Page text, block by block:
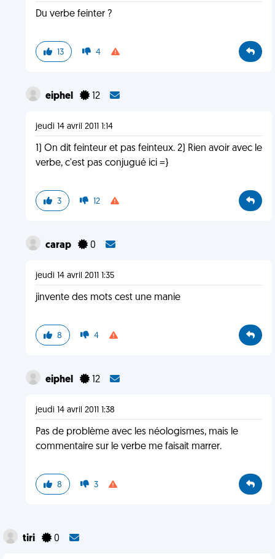
Du verbe feinter ?
13 4
eiphel 12
jeudi 14 avril 2011 1:14
1) On dit feinteur et pas feinteux. 2) Rien avoir avec le
verbe, c'est pas conjugué ici =}
3 12
carap 0
jeudi 14 avril 2011 1:35
jinvente des mots cest une manie
8 4
eiphel 12
jeudi 14 avril 2011 1:38
Pas de problème avec les néologismes, mais le
commentaire sur le verbe me faisait marrer.
8 3
tiri 0